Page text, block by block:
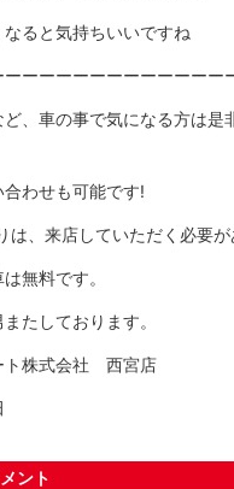
ると気持ちいいですね
ーーーーーーーーーーーー
、車の事で気になる方は是
わせも可能です!
は、来店していただく必要が
無料です。
たしております。
ト株式会社 西宮店
ント